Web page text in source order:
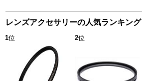
レンズアクセサリーの人気ランキング
1位 2位